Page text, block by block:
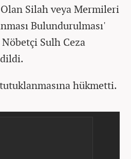
Olan Silah veya Mermileri
Bulundurulması'
Nöbetçi Sulh Ceza
hükmetti.